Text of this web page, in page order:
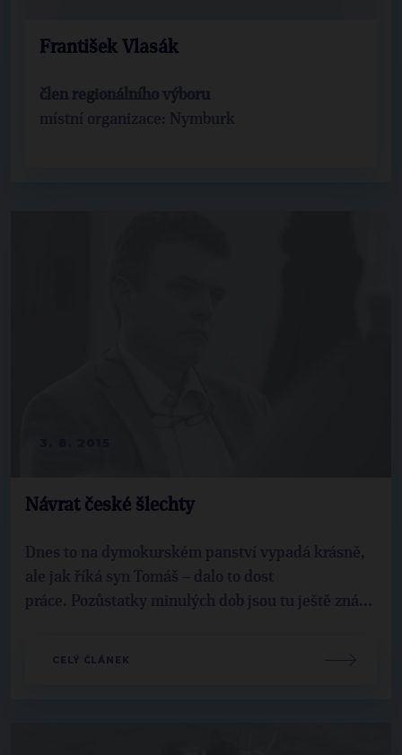
František Vlasák
člen regionálního výboru
místní organizace: Nymburk
Návrat české šlechty
Dnes to na dymokurském panství vypadá krásně,
ale jak říká syn Tomáš – dalo to dost
práce. Pozůstatky minulých dob jsou tu ještě zná...
CELÝ ČLÁNEK